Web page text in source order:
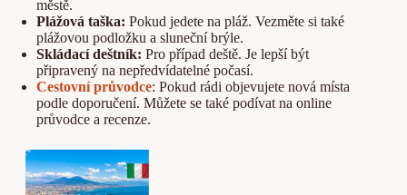
městě.
Plážová taška: Pokud jedete na pláž. Vezměte si také
plážovou podložku a sluneční brýle.
Skládací deštník: Pro případ deště. Je lepší být
připravený na nepředvídatelné počasí.
Cestovní průvodce: Pokud rádi objevujete nová místa
podle doporučení. Můžete se také podívat na online
průvodce a recenze.